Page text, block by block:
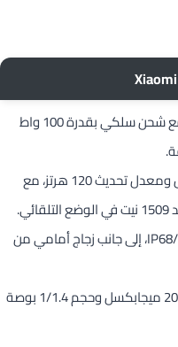
تبلغ سعة البطارية 6500 مللي أمبير، مع شحن سلكي بقدرة 100 واط
تأتي الشاشة بدقة 1280×2772 بكسل ومعدل تحديث 120 هرتز، مع
يحمل الهاتف تصنيف مقاومة IP68/IP69K، إلى جانب زجاج أمامي من
تدعم الكاميرا الرئيسية حساساً بدقة 200 ميجابكسل وحجم 1/1.4 بوصة